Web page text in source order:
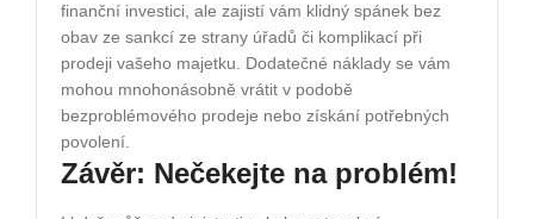
finanční investici, ale zajistí vám klidný spánek bez
obav ze sankcí ze strany úřadů či komplikací při
prodeji vašeho majetku. Dodatečné náklady se vám
mohou mnohonásobně vrátit v podobě
bezproblémového prodeje nebo získání potřebných
povolení.
Závěr: Nečekejte na problém!